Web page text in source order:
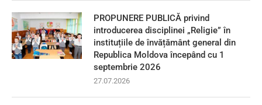
PROPUNERE PUBLICĂ privind
introducerea disciplinei „Religie” în
instituțiile de învățământ general din
Republica Moldova începând cu 1
septembrie 2026
27.07.2026